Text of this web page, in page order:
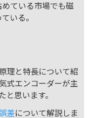
ている市場でも磁
いる。
理と特長について紹
式エンコーダーが主
と思います。
差について解説しま